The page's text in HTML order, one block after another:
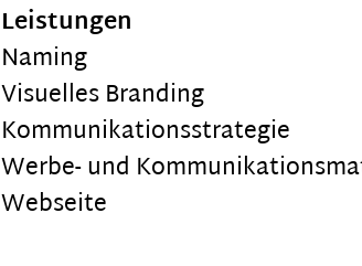
Leistungen
Naming
Visuelles Branding
Kommunikationsstrategie
Werbe- und
Webseite